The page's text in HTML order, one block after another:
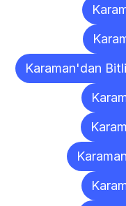
Karaman'dan